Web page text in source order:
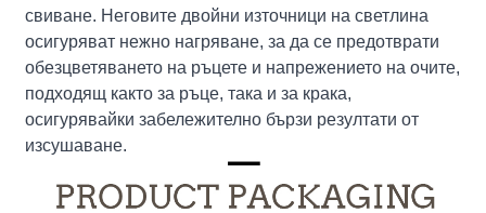
свиване. Неговите двойни източници на светлина
осигуряват нежно нагряване, за да се предотврати
обезцветяването на ръцете и напрежението на очите,
подходящ както за ръце, така и за крака,
осигурявайки забележително бързи резултати от
изсушаване.